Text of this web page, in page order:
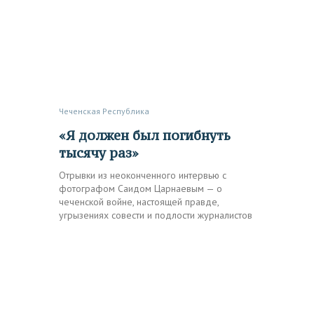
Чеченская Республика
«Я должен был погибнуть
тысячу раз»
Отрывки из неоконченного интервью с
фотографом Саидом Царнаевым — о
чеченской войне, настоящей правде,
угрызениях совести и подлости журналистов